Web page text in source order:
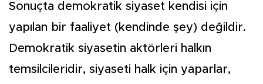
Sonuçta demokratik siyaset kendisi için
yapılan bir faaliyet (kendinde şey) değildir.
Demokratik siyasetin aktörleri halkın
temsilcileridir, siyaseti halk için yaparlar,